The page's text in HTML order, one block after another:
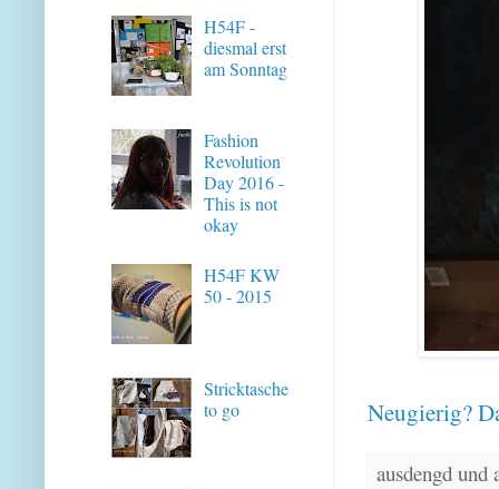
Neugierig?
ausdengd
H54F -
diesmal erst
am Sonntag
Fashion
Revolution
Day 2016 -
This is not
okay
H54F KW
50 - 2015
Stricktasche
to go